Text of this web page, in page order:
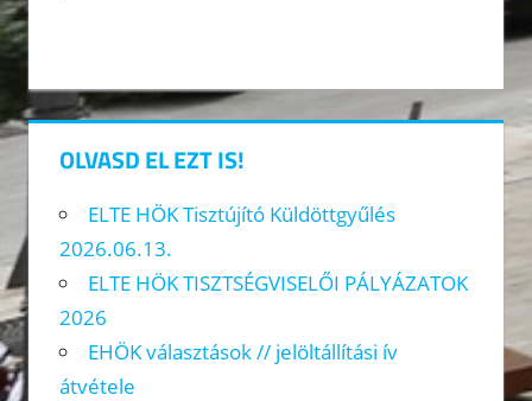
OLVASD EL EZT IS!
ELTE HÖK Tisztújító Küldöttgyűlés
2026.06.13.
ELTE HÖK TISZTSÉGVISELŐI PÁLYÁZATOK
2026
EHÖK választások // jelöltállítási ív
átvétele